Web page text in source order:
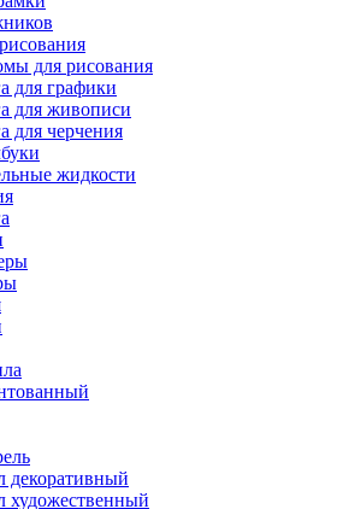
для рисования
для графики
для живописи
для черчения
жидкости
декоративный
художественный